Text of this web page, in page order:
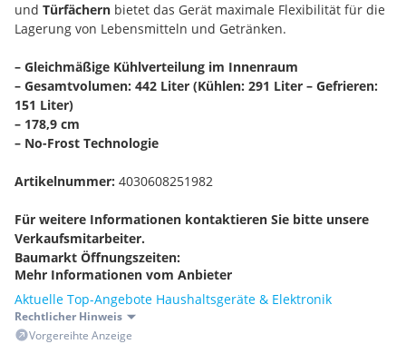
und Türfächern bietet das Gerät maximale Flexibilität für die
Lagerung von Lebensmitteln und Getränken.
– Gleichmäßige Kühlverteilung im Innenraum
– Gesamtvolumen: 442 Liter (Kühlen: 291 Liter – Gefrieren:
151 Liter)
– 178,9 cm
– No-Frost Technologie
Artikelnummer: 4030608251982
Für weitere Informationen kontaktieren Sie bitte unsere
Verkaufsmitarbeiter.
Baumarkt Öffnungszeiten:
Mo. bis Fr.: 08:00 bis 18:30 Uhr,
Samstag: 08:00 bis 17:00 Uhr
Telefon Korneuburg:
Telefon Eisenstadt:
Mehr Informationen vom Anbieter
Aktuelle Top-Angebote Haushaltsgeräte & Elektronik
Rechtlicher Hinweis
Vorgereihte Anzeige